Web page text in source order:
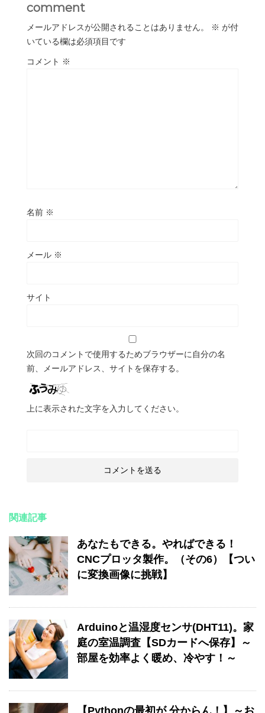
comment
メールアドレスが公開されることはありません。 ※ が付
いている欄は必須項目です
コメント ※
名前 ※
メール ※
サイト
次回のコメントで使用するためブラウザーに自分の名
前、メールアドレス、サイトを保存する。
上に表示された文字を入力してください。
関連記事
あなたもできる。やればできる！
CNCプロッタ製作。（その6）【つい
に変換画像に挑戦】
Arduinoと温湿度センサ(DHT11)。家
庭の室温調査【SDカードへ保存】～
部屋を効率よく暖め、冷やす！～
【Pythonの最初が 分からん！】～お